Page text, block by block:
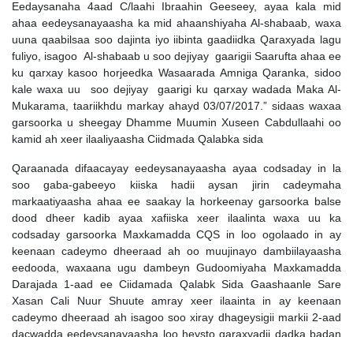
Eedaysanaha 4aad C/laahi Ibraahin Geeseey, ayaa kala mid
ahaa eedeysanayaasha ka mid ahaanshiyaha Al-shabaab, waxa
uuna qaabilsaa soo dajinta iyo iibinta gaadiidka Qaraxyada lagu
fuliyo, isagoo Al-shabaab u soo dejiyay gaarigii Saarufta ahaa ee
ku qarxay kasoo horjeedka Wasaarada Amniga Qaranka, sidoo
kale waxa uu soo dejiyay gaarigi ku qarxay wadada Maka Al-
Mukarama, taariikhdu markay ahayd 03/07/2017.” sidaas waxaa
garsoorka u sheegay Dhamme Muumin Xuseen Cabdullaahi oo
kamid ah xeer ilaaliyaasha Ciidmada Qalabka sida
Qaraanada difaacayay eedeysanayaasha ayaa codsaday in la
soo gaba-gabeeyo kiiska hadii aysan jirin cadeymaha
markaatiyaasha ahaa ee saakay la horkeenay garsoorka balse
dood dheer kadib ayaa xafiiska xeer ilaalinta waxa uu ka
codsaday garsoorka Maxkamadda CQS in loo ogolaado in ay
keenaan cadeymo dheeraad ah oo muujinayo dambiilayaasha
eedooda, waxaana ugu dambeyn Gudoomiyaha Maxkamadda
Darajada 1-aad ee Ciidamada Qalabk Sida Gaashaanle Sare
Xasan Cali Nuur Shuute amray xeer ilaainta in ay keenaan
cadeymo dheeraad ah isagoo soo xiray dhageysigii markii 2-aad
dacwadda eedeysanayaasha loo heysto qaraxyadii dadka badan